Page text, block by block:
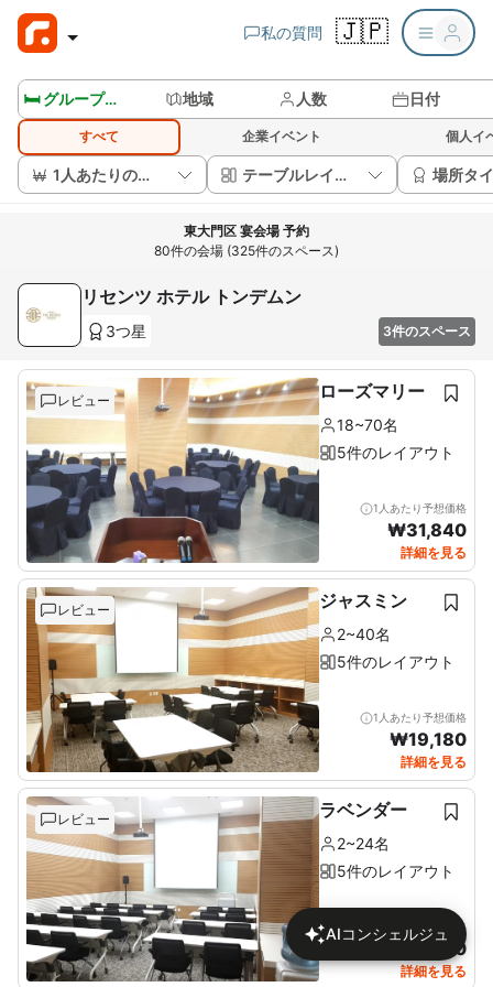
私の質問 🇯🇵
🛏️ グループルームを見る 地域 人数 日付
すべて 企業イベント 個人イ
1人あたりの価格 テーブルレイアウト 場所タ
東大門区 宴会場 予約
80件の会場 (325件のスペース)
リセンツ ホテル トンデムン
3つ星 3件のスペース
レビュー ローズマリー
18~70名
5件のレイアウト
1人あたり予想価格
₩31,840
詳細を見る
レビュー ジャスミン
2~40名
5件のレイアウト
1人あたり予想価格
₩19,180
詳細を見る
レビュー ラベンダー
2~24名
5件のレイアウト
1人あたり予想価格
24,610
詳細を見る
AIコンシェルジュ